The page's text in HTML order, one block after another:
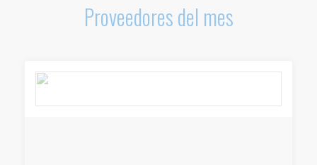
Proveedores del mes